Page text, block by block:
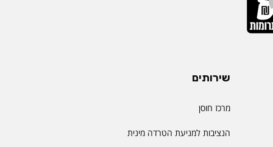
שירותים
מרכז חוסן
הנציבות למניעת הטרדה מינית